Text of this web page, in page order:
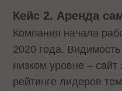
Кейс 2. Аренда
Компания начала
2020 года.
низком уровне –
рейтинге лидеров